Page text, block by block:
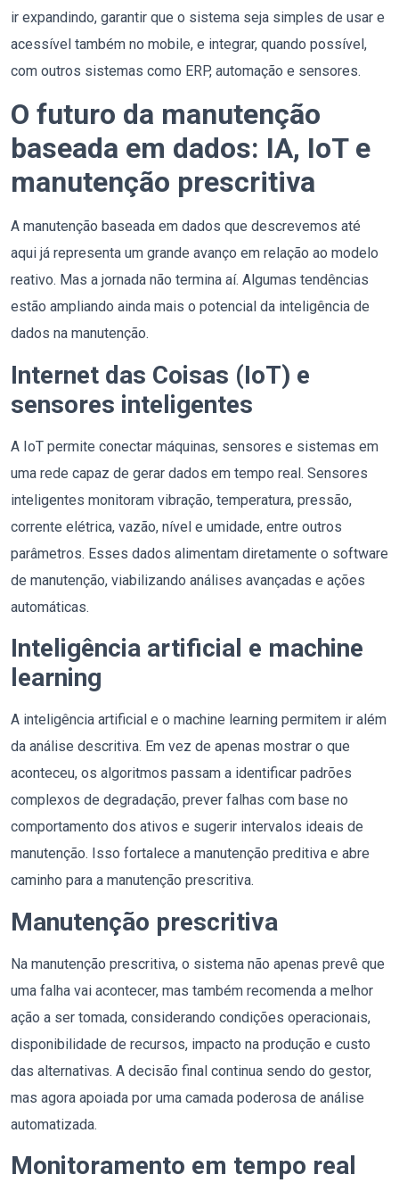
ir expandindo, garantir que o sistema seja simples de usar e
acessível também no mobile, e integrar, quando possível,
com outros sistemas como ERP, automação e sensores.
O futuro da manutenção
baseada em dados: IA, IoT e
manutenção prescritiva
A manutenção baseada em dados que descrevemos até
aqui já representa um grande avanço em relação ao modelo
reativo. Mas a jornada não termina aí. Algumas tendências
estão ampliando ainda mais o potencial da inteligência de
dados na manutenção.
Internet das Coisas (IoT) e
sensores inteligentes
A IoT permite conectar máquinas, sensores e sistemas em
uma rede capaz de gerar dados em tempo real. Sensores
inteligentes monitoram vibração, temperatura, pressão,
corrente elétrica, vazão, nível e umidade, entre outros
parâmetros. Esses dados alimentam diretamente o software
de manutenção, viabilizando análises avançadas e ações
automáticas.
Inteligência artificial e machine
learning
A inteligência artificial e o machine learning permitem ir além
da análise descritiva. Em vez de apenas mostrar o que
aconteceu, os algoritmos passam a identificar padrões
complexos de degradação, prever falhas com base no
comportamento dos ativos e sugerir intervalos ideais de
manutenção. Isso fortalece a manutenção preditiva e abre
caminho para a manutenção prescritiva.
Manutenção prescritiva
Na manutenção prescritiva, o sistema não apenas prevê que
uma falha vai acontecer, mas também recomenda a melhor
ação a ser tomada, considerando condições operacionais,
disponibilidade de recursos, impacto na produção e custo
das alternativas. A decisão final continua sendo do gestor,
mas agora apoiada por uma camada poderosa de análise
automatizada.
Monitoramento em tempo real